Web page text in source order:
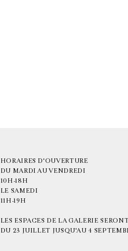
HORAIRES D'OUVERTURE
DU MARDI AU VENDREDI
10H-18H
LE SAMEDI
11H-19H
LES ESPACES DE LA GALERIE
DU 23 JUILLET JUSQU'AU 4